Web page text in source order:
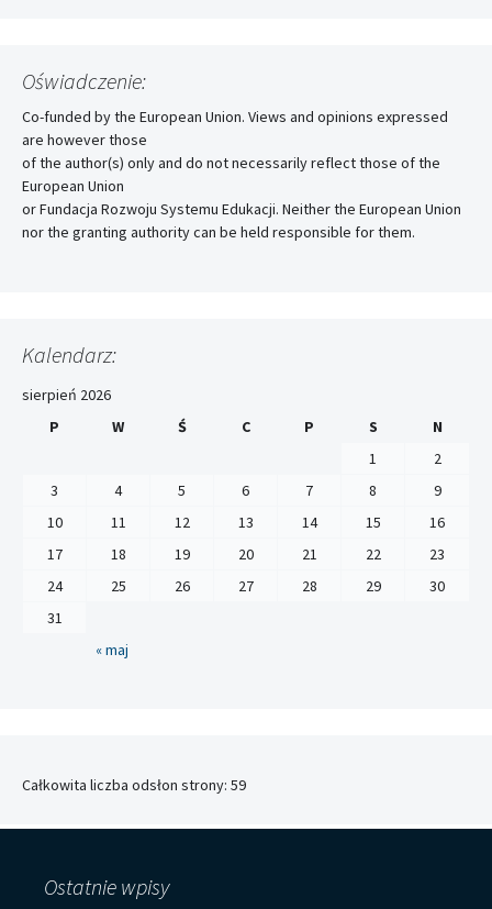
Oświadczenie:
Co-funded by the European Union. Views and opinions expressed
are however those
of the author(s) only and do not necessarily reflect those of the
European Union
or Fundacja Rozwoju Systemu Edukacji. Neither the European Union
nor the granting authority can be held responsible for them.
Kalendarz:
sierpień 2026
P
W Ś C P S
N
1
2
3
4 5 6 7 8
9
10
11 12 13 14 15
16
17
18 19 20 21 22
23
24
25 26 27 28 29
30
31
« maj
Całkowita liczba odsłon strony: 59
Ostatnie wpisy